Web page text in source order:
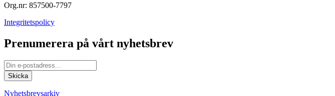
Org.nr: 857500-7797
Integritetspolicy
Prenumerera på vårt nyhetsbrev
Nyhetsbrevsarkiv